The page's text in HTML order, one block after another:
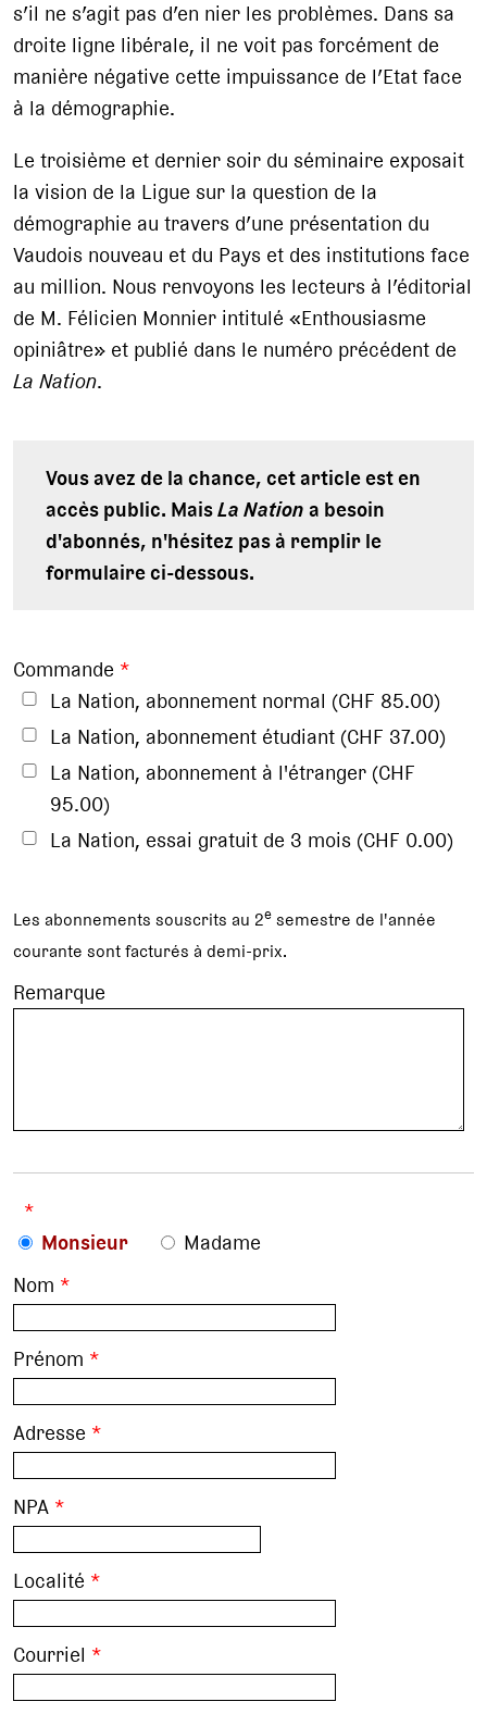
s’il ne s’agit pas d’en nier les problèmes. Dans sa
droite ligne libérale, il ne voit pas forcément de
manière négative cette impuissance de l’Etat face
à la démographie.
Le troisième et dernier soir du séminaire exposait
la vision de la Ligue sur la question de la
démographie au travers d’une présentation du
Vaudois nouveau et du Pays et des institutions face
au million. Nous renvoyons les lecteurs à l’éditorial
de M. Félicien Monnier intitulé «Enthousiasme
opiniâtre» et publié dans le numéro précédent de
La Nation.
Vous avez de la chance, cet article est en
accès public. MaisLa Nationa besoin
d'abonnés, n'hésitez pas à remplir le
formulaire ci-dessous.
Commande *
La Nation, abonnement normal (CHF 85.00)
La Nation, abonnement étudiant (CHF 37.00)
La Nation, abonnement à l'étranger (CHF
95.00)
La Nation, essai gratuit de 3 mois (CHF 0.00)
Les abonnements souscrits au 2e semestre de l'année
courante sont facturés à demi-prix.
Remarque
*
Monsieur
Madame
Nom *
Prénom *
Adresse *
NPA *
Localité *
Courriel *